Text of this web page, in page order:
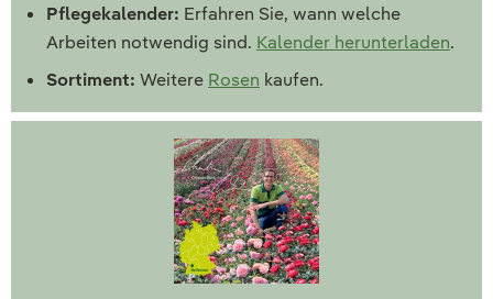
Pflegekalender: Erfahren Sie, wann welche
Arbeiten notwendig sind. Kalender herunterladen.
Sortiment: Weitere Rosen kaufen.